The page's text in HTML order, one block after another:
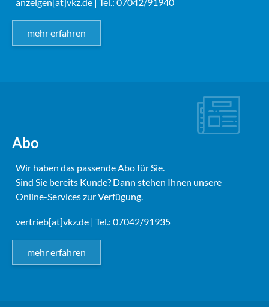
mehr erfahren
Abo
Wir haben das passende Abo für Sie.
Sind Sie bereits Kunde? Dann stehen Ihnen unsere
Online-Services zur Verfügung.
vertrieb[at]vkz.de | Tel.: 07042/91935
mehr erfahren